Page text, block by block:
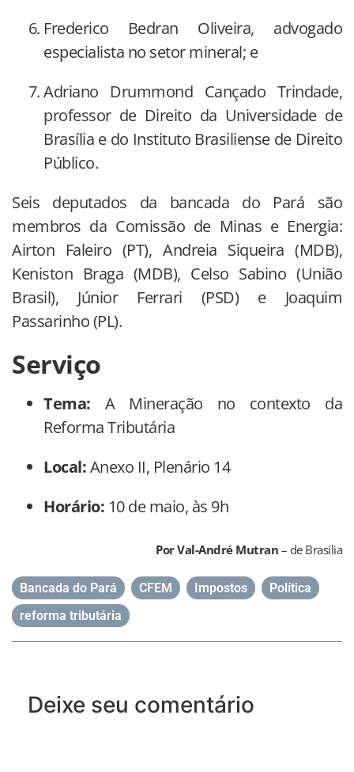
Frederico Bedran Oliveira, advogado
especialista no setor mineral; e
Adriano Drummond Cançado Trindade,
professor de Direito da Universidade de
Brasília e do Instituto Brasiliense de Direito
Público.
Seis deputados da bancada do Pará são
membros da Comissão de Minas e Energia:
Airton Faleiro (PT), Andreia Siqueira (MDB),
Keniston Braga (MDB), Celso Sabino (União
Brasil), Júnior Ferrari (PSD) e Joaquim
Passarinho (PL).
Serviço
Tema: A Mineração no contexto da
Reforma Tributária
Local:Anexo II, Plenário 14
Horário: 10 de maio, às 9h
Por Val-André Mutran – de Brasília
Bancada do Pará CFEM Impostos Política
reforma tributária
Deixe seu comentário